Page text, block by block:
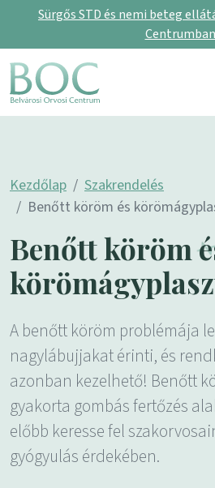
Sürgős STD és nemi beteg
Skip to content
Main Navigation
Kezdőlap
Szakrendelés
Benőtt köröm és
Benőtt köröm
A benőtt köröm problémája
nagylábujjakat érinti, és
azonban kezelhető! Benőtt
gyakorta gombás fertőzés
előbb keresse fel
gyógyulás érdekében.